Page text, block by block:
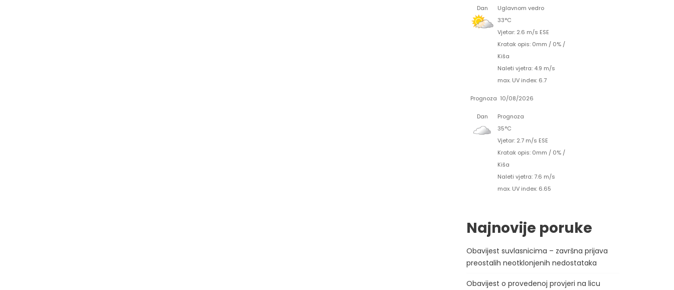
Dan
Uglavnom vedro
33°C
Vjetar: 2.6 m/s ESE
Kratak opis: 0mm / 0% /
Kiša
Naleti vjetra: 4.9 m/s
max. UV index: 6.7
Prognoza 10/08/2026
Dan
Prognoza
35°C
Vjetar: 2.7 m/s ESE
Kratak opis: 0mm / 0% /
Kiša
Naleti vjetra: 7.6 m/s
max. UV index: 6.65
Najnovije poruke
Obavijest suvlasnicima – završna prijava
preostalih neotklonjenih nedostataka
Obavijest o provedenoj provjeri na licu